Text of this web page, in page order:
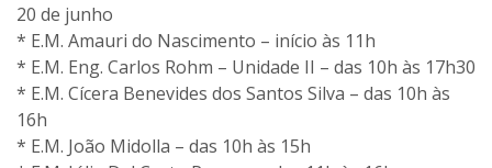
20 de junho
* E.M. Amauri do Nascimento – início às 11h
* E.M. Eng. Carlos Rohm – Unidade II – das 10h às 17h30
* E.M. Cícera Benevides dos Santos Silva – das 10h às
16h
* E.M. João Midolla – das 10h às 15h